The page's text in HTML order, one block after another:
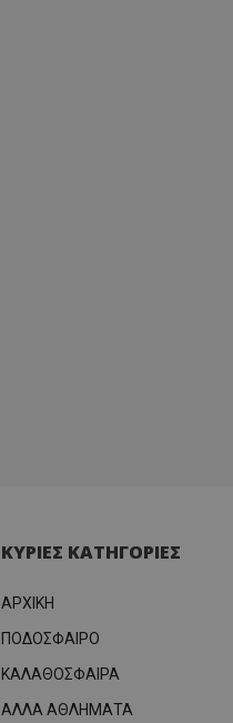
ΚΥΡΙΕΣ ΚΑΤΗΓΟΡΙΕΣ
ΑΡΧΙΚΗ
ΠΟΔΟΣΦΑΙΡΟ
ΚΑΛΑΘΟΣΦΑΙΡΑ
ΑΛΛΑ ΑΘΛΗΜΑΤΑ